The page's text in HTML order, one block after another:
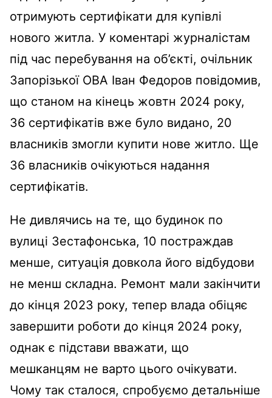
отримують сертифікати для купівлі
нового житла. У коментарі журналістам
під час перебування на об’єкті, очільник
Запорізької ОВА Іван Федоров повідомив,
що станом на кінець жовтн 2024 року,
36 сертифікатів вже було видано, 20
власників змогли купити нове житло. Ще
36 власників очікуються надання
сертифікатів.
Не дивлячись на те, що будинок по
вулиці Зестафонська, 10 постраждав
менше, ситуація довкола його відбудови
не менш складна. Ремонт мали закінчити
до кінця 2023 року, тепер влада обіцяє
завершити роботи до кінця 2024 року,
однак є підстави вважати, що
мешканцям не варто цього очікувати.
Чому так сталося, спробуємо детальніше